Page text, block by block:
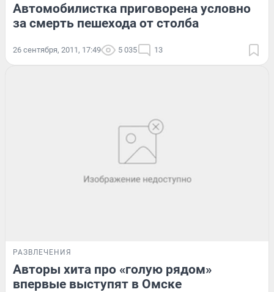
Автомобилистка приговорена условно
за смерть пешехода от столба
26 сентября, 2011, 17:49 5 035 13
РАЗВЛЕЧЕНИЯ
Авторы хита про «голую рядом»
впервые выступят в Омске